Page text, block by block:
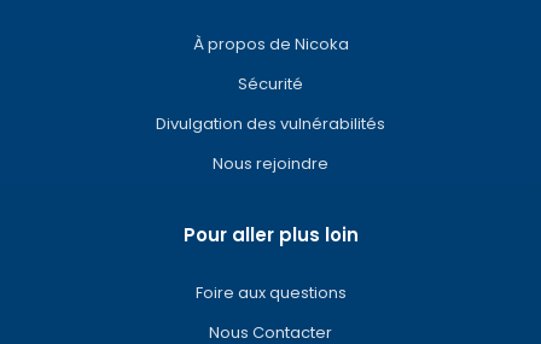
À propos de Nicoka
Sécurité
Divulgation des vulnérabilités
Nous rejoindre
Pour aller plus loin
Foire aux questions
Nous Contacter